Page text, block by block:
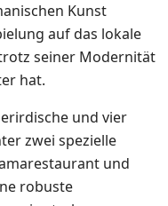
Kunst
auf das lokale
seiner Modernität
hat.
und vier
zwei spezielle
und
robuste